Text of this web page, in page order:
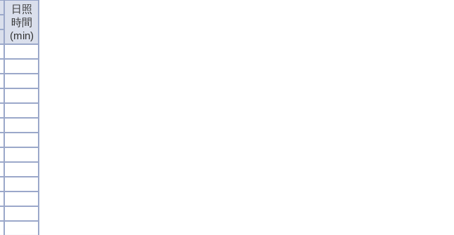
日照
時間
(min)
日照
時間
(min)
日照
時間
(min)
日照
時間
(min)